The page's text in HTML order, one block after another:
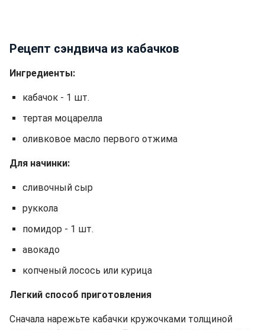
Рецепт сэндвича из кабачков
Ингредиенты:
кабачок - 1 шт.
тертая моцарелла
оливковое масло первого отжима
Для начинки:
сливочный сыр
руккола
помидор - 1 шт.
авокадо
копченый лосось или курица
Легкий способ приготовления
Сначала нарежьте кабачки кружочками толщиной